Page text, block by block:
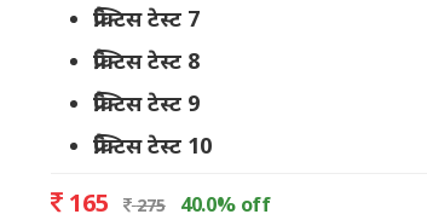
प्रैक्टिस टेस्ट 7
प्रैक्टिस टेस्ट 8
प्रैक्टिस टेस्ट 9
प्रैक्टिस टेस्ट 10
165 275 40.0% off